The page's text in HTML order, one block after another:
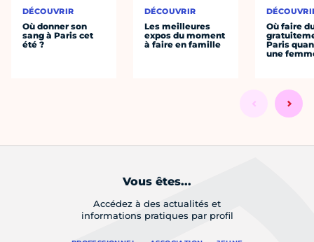
DÉCOUVRIR
Où donner son
sang à Paris cet
été ?
DÉCOUVRIR
Les meilleures
expos du moment
à faire en famille
Où faire
Paris
une
Vous êtes...
Accédez à des actualités et
informations pratiques par profil